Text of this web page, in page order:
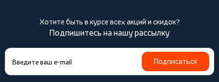
Хотите быть в курсе всех акций и скидок?
Подпишитесь на нашу рассылку
Подписаться